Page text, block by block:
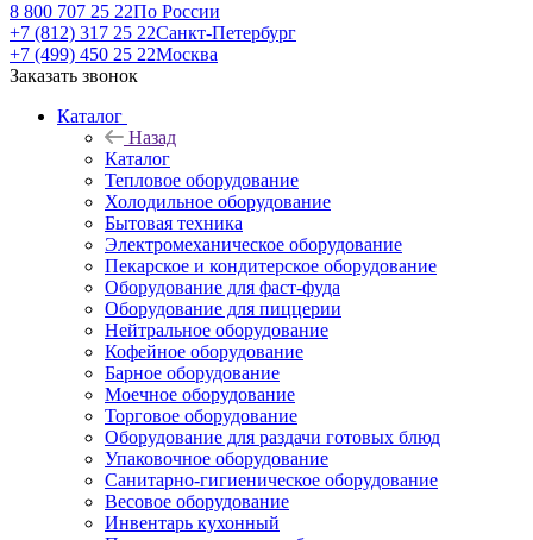
8 800 707 25 22По России
+7 (812) 317 25 22Санкт-Петербург
+7 (499) 450 25 22Москва
Заказать звонок
Каталог
Назад
Каталог
Тепловое оборудование
Холодильное оборудование
Бытовая техника
Электромеханическое оборудование
Пекарское и кондитерское оборудование
Оборудование для фаст-фуда
Оборудование для пиццерии
Нейтральное оборудование
Кофейное оборудование
Барное оборудование
Моечное оборудование
Торговое оборудование
Оборудование для раздачи готовых блюд
Упаковочное оборудование
Санитарно-гигиеническое оборудование
Весовое оборудование
Инвентарь кухонный